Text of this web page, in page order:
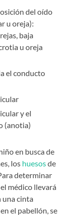
del oído
u oreja):
baja
u oreja
el conducto
y el
(anotia)
en busca de
los huesosde
determinar
médico llevará
una cinta
el pabellón, se